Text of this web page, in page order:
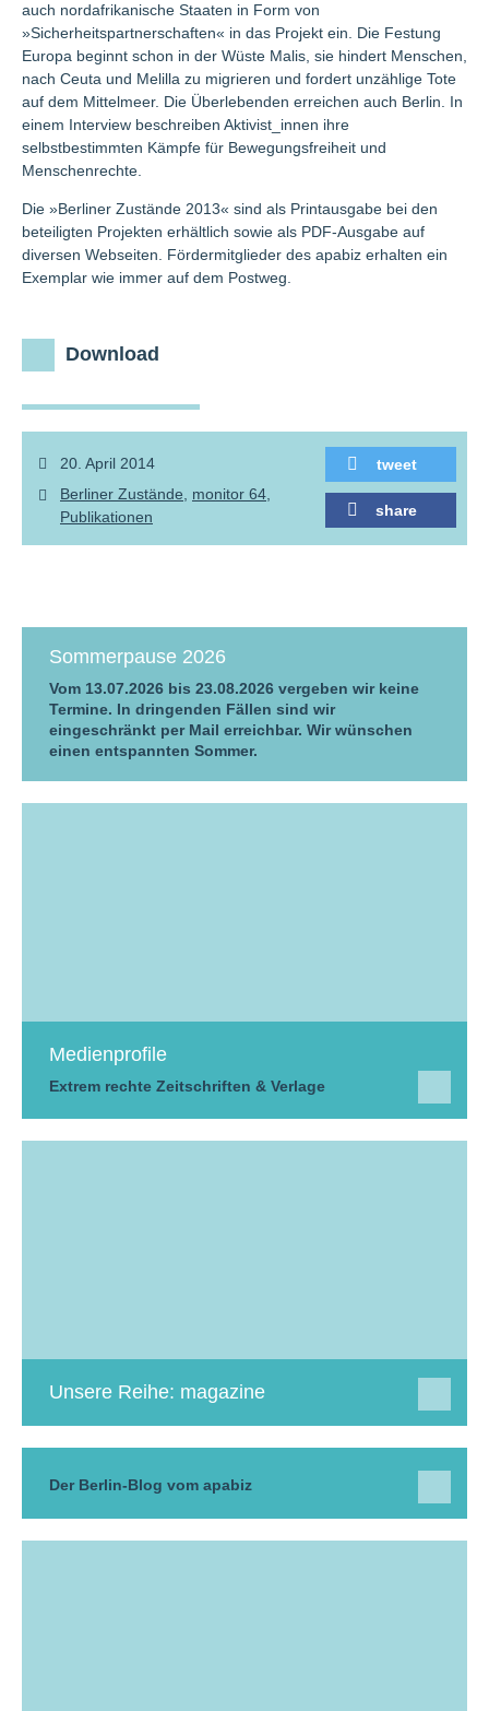
auch nordafrikanische Staaten in Form von
»Sicherheitspartnerschaften« in das Projekt ein. Die Festung
Europa beginnt schon in der Wüste Malis, sie hindert Menschen,
nach Ceuta und Melilla zu migrieren und fordert unzählige Tote
auf dem Mittelmeer. Die Überlebenden erreichen auch Berlin. In
einem Interview beschreiben Aktivist_innen ihre
selbstbestimmten Kämpfe für Bewegungsfreiheit und
Menschenrechte.
Die »Berliner Zustände 2013« sind als Printausgabe bei den
beteiligten Projekten erhältlich sowie als PDF-Ausgabe auf
diversen Webseiten. Fördermitglieder des apabiz erhalten ein
Exemplar wie immer auf dem Postweg.
Download
tweet
share
20. April 2014
Berliner Zustände
monitor 64
Publikationen
Sommerpause 2026
Vom 13.07.2026 bis 23.08.2026 vergeben wir keine
Termine. In dringenden Fällen sind wir
eingeschränkt per Mail erreichbar. Wir wünschen
einen entspannten Sommer.
Medienprofile
Extrem rechte Zeitschriften & Verlage
Unsere Reihe: magazine
Der Berlin-Blog vom apabiz